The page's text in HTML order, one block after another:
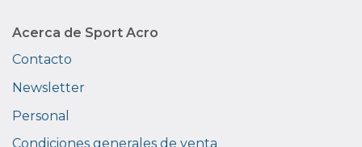
Acerca de Sport Acro
Contacto
Newsletter
Personal
Condiciones generales de venta